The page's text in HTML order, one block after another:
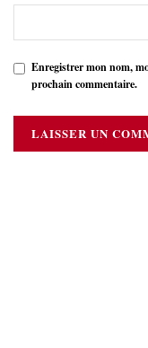
Enregistrer mon nom,
prochain commentaire.